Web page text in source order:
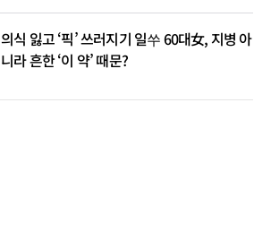
의식 잃고 ‘픽’ 쓰러지기 일쑤 60대女, 지병 아
니라 흔한 ‘이 약’ 때문?